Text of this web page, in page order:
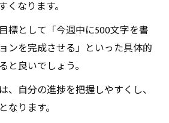
なります。
標として「今週中に500文字を書
ンを完成させる」といった具体的
と良いでしょう。
、自分の進捗を把握しやすくし、
ります。